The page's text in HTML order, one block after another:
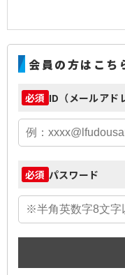
会員の方はこち
必須 ID（メールアド
必須 パスワード